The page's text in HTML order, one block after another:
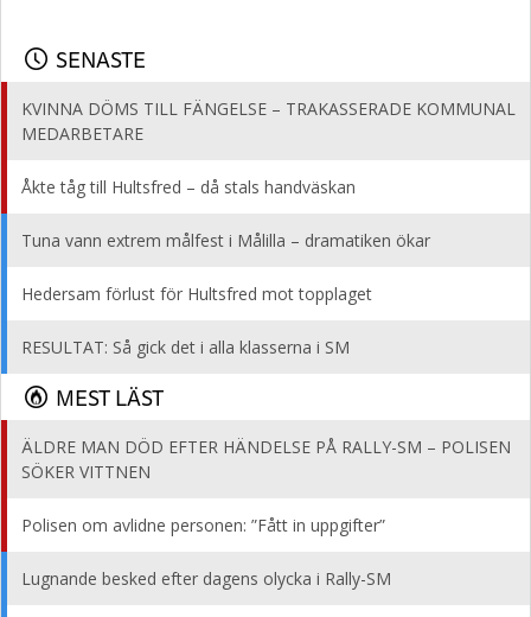
SENASTE
KVINNA DÖMS TILL FÄNGELSE – TRAKASSERADE KOMMUNAL
MEDARBETARE
Åkte tåg till Hultsfred – då stals handväskan
Tuna vann extrem målfest i Målilla – dramatiken ökar
Hedersam förlust för Hultsfred mot topplaget
RESULTAT: Så gick det i alla klasserna i SM
MEST LÄST
ÄLDRE MAN DÖD EFTER HÄNDELSE PÅ RALLY-SM – POLISEN
SÖKER VITTNEN
Polisen om avlidne personen: ”Fått in uppgifter”
Lugnande besked efter dagens olycka i Rally-SM